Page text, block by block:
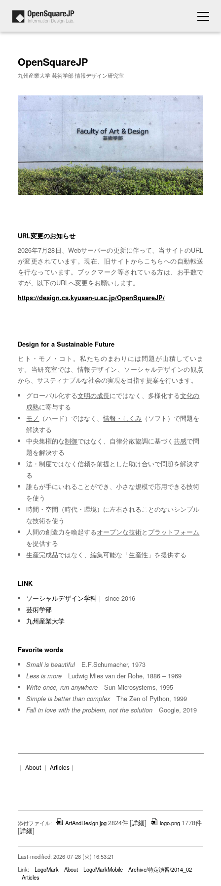
OpenSquareJP
九州産業大学 芸術学部 情報デザイン研究室
URL変更のお知らせ
2026年7月28日、Webサーバーの更新に伴って、当サイトのURL
が変更されています。現在、旧サイトからこちらへの自動転送
を行なっています。ブックマーク等されている方は、お手数で
すが、以下のURLへ変更をお願いします。
https://design.cs.kyusan-u.ac.jp/OpenSquareJP/
Design for a Sustainable Future
ヒト・モノ・コト。私たちのまわりには問題が山積していま
す。当研究室では、情報デザイン、ソーシャルデザインの観点
から、サスティナブルな社会の実現を目指す提案を行います。
グローバル化する文明の成長にではなく、多様化する文化の
成熟に寄与する
モノ （ハード）ではなく、情報・しくみ （ソフト）で問題を
解決する
中央集権的な制御ではなく、自律分散協調に基づく共感で問
題を解決する
法・制度ではなく信頼を前提とした助け合いで問題を解決す
る
誰もが手にいれることができ、小さな規模で応用できる技術
を使う
時間・空間（時代・環境）に左右されることのないシンプル
な技術を使う
人間の創造力を喚起するオープンな技術と プラットフォーム
を提供する
生産完成品ではなく、編集可能な「生産性」を提供する
LINK
ソーシャルデザイン学科 ｜ since 2016
芸術学部
九州産業大学
Favorite words
Small is beautifulE.F.Schumacher, 1973
Less is more Ludwig Mies van der Rohe, 1886 – 1969
Write once, run anywhere Sun Microsystems, 1995
Simple is better than complexThe Zen of Python, 1999
Fall in love with the problem, not the solution Google, 2019
｜ About｜ Articles｜
添付ファイル: ArtAndDesign.jpg2824件[詳細] logo.png 1778件
[詳細]
Last-modified: 2026-07-28 (火) 16:53:21
Link:
LogoMark About LogoMarkMobile
Archive/特定演習/2014_02
Articles